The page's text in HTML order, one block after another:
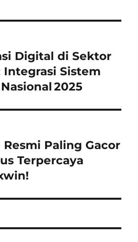
Digital di Sektor
Integrasi Sistem
2025
Paling Gacor
Terpercaya